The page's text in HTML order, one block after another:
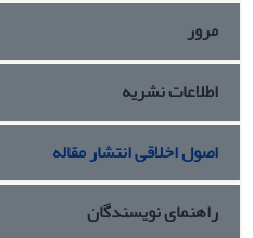
مرور
اطلاعات نشریه
اصول اخلاقی انتشار مقاله
راهنمای نویسندگان